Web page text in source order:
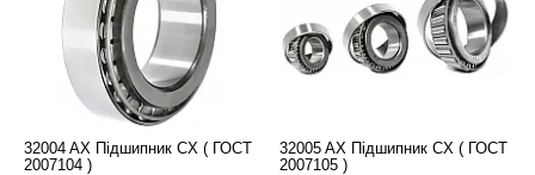
32004 AX Підшипник CX ( ГОСТ
2007104 )
32005 AX Підшипник CX ( ГОСТ
2007105 )